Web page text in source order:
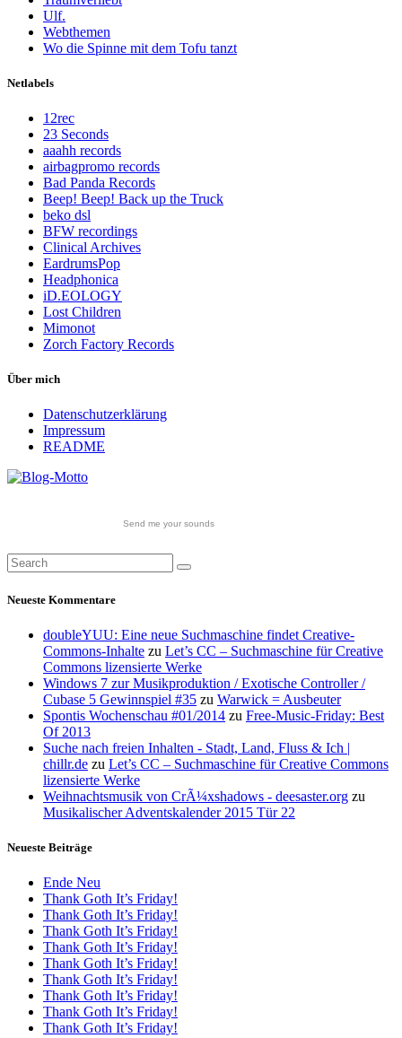
Ulf.
Webthemen
Wo die Spinne mit dem Tofu tanzt
Netlabels
12rec
23 Seconds
aaahh records
airbagpromo records
Bad Panda Records
Beep! Beep! Back up the Truck
beko dsl
BFW recordings
Clinical Archives
EardrumsPop
Headphonica
iD.EOLOGY
Lost Children
Mimonot
Zorch Factory Records
Über mich
Datenschutzerklärung
Impressum
README
Send me your sounds
Neueste Kommentare
doubleYUU: Eine neue Suchmaschine findet Creative-
Commons-Inhalte zu Let’s CC – Suchmaschine für Creative
Commons lizensierte Werke
Windows 7 zur Musikproduktion / Exotische Controller /
Cubase 5 Gewinnspiel #35 zu Warwick = Ausbeuter
Spontis Wochenschau #01/2014 zu Free-Music-Friday: Best
Of 2013
Suche nach freien Inhalten - Stadt, Land, Fluss & Ich |
chillr.de zu Let’s CC – Suchmaschine für Creative Commons
lizensierte Werke
Weihnachtsmusik von CrÃ¼xshadows - deesaster.org zu
Musikalischer Adventskalender 2015 Tür 22
Neueste Beiträge
Ende Neu
Thank Goth It’s Friday!
Thank Goth It’s Friday!
Thank Goth It’s Friday!
Thank Goth It’s Friday!
Thank Goth It’s Friday!
Thank Goth It’s Friday!
Thank Goth It’s Friday!
Thank Goth It’s Friday!
Thank Goth It’s Friday!